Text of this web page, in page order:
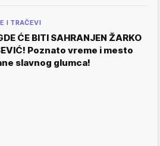
I TRAČEVI
ĆE BITI SAHRANJEN ŽARKO
Poznato vreme i mesto
slavnog glumca!